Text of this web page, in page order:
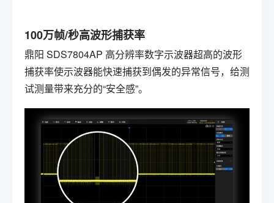
100万帧/秒高波形捕获率
鼎阳 SDS7804AP 高分辨率数字示波器超高的波形
捕获率使示波器能快速捕获到偶发的异常信号，给测
试测量带来充分的“安全感”。